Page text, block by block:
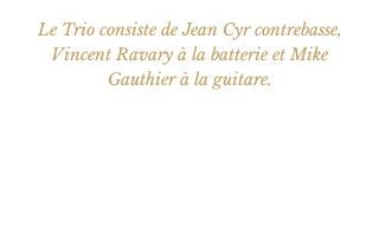
Le Trio consiste de Jean Cyr contrebasse,
Vincent Ravary à la batterie et Mike